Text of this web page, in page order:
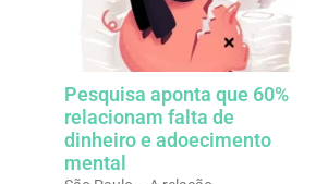
Pesquisa aponta que 60%
relacionam falta de
dinheiro e adoecimento
mental